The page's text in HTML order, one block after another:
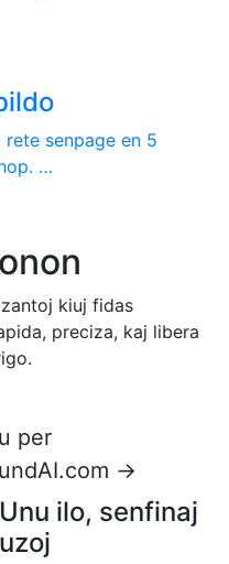
senpage en 5
…
kiuj fidas
preciza, kaj libera
per
→
Unu ilo, senfinaj
uzoj